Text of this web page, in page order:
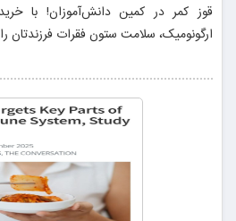
قوز کمر در کمین دانش‌آموزان! با
ارگونومیک، سلامت ستون فقرات فرزندتان